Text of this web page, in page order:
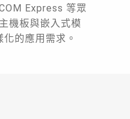
Express 等眾
機板與嵌入式模
的應用需求。